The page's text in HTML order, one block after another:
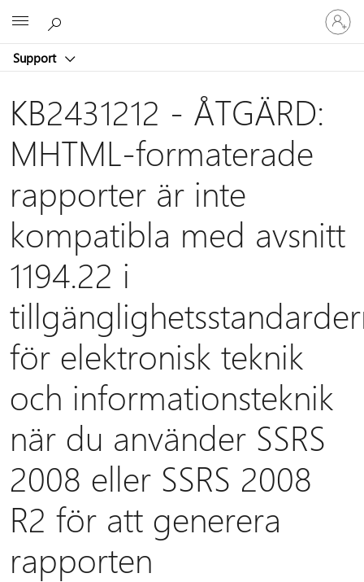
Support
Logga
in
på
konto
KB2431212 - ÅTGÄRD:
MHTML-formaterade
rapporter är inte
kompatibla med avsnitt
1194.22 i
för elektronisk teknik
och informationsteknik
när du använder SSRS
2008 eller SSRS 2008
R2 för att generera
rapporten